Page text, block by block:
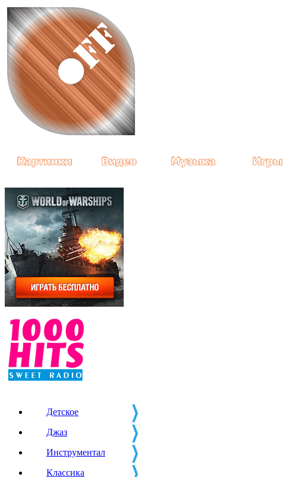
Детское
Джаз
Инструментал
Классика